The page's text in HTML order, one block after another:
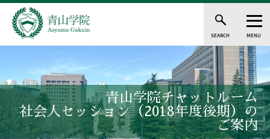
SEARCH MENU
青山学院チャットルーム
社会人セッション（2018年度後期）の
ご案内